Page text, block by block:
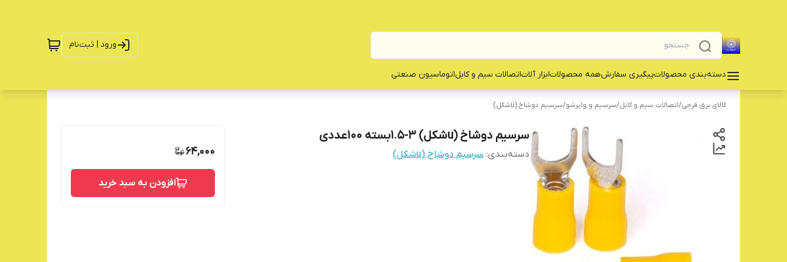
ورود | ثبت‌نام
دسته‌بندی محصولاتپیگیری سفارشهمه محصولات‌ابزار آلاتاتصالات سیم و کابلاتوماسیون صنعتی
کالای برق فرجی/اتصالات سیم و کابل/سرسیم و وایرشو/سرسیم دوشاخ (uشکل)
سرسیم دوشاخ (uشکل) 3-1.5بسته 100عددی
دسته‌بندی: سرسیم دوشاخ (uشکل) 64,000
افزودن به سبد خرید